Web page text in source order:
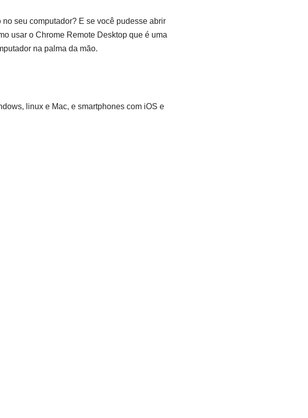
seu computador? E se você pudesse abrir
usar o Chrome Remote Desktop que é uma
na palma da mão.
linux e Mac, e smartphones com iOS e